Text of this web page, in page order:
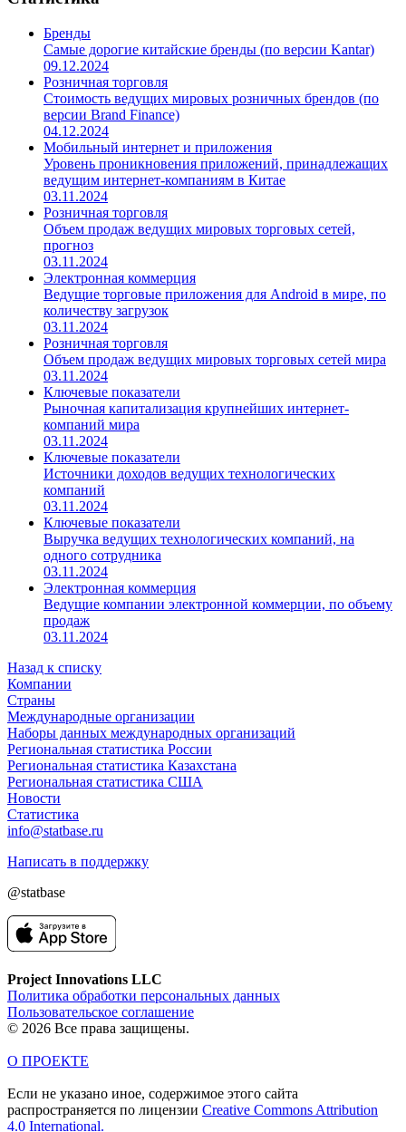
Бренды
Самые дорогие китайские бренды (по версии Kantar)
09.12.2024
Розничная торговля
Стоимость ведущих мировых розничных брендов (по
версии Brand Finance)
04.12.2024
Мобильный интернет и приложения
Уровень проникновения приложений, принадлежащих
ведущим интернет-компаниям в Китае
03.11.2024
Розничная торговля
Объем продаж ведущих мировых торговых сетей,
прогноз
03.11.2024
Электронная коммерция
Ведущие торговые приложения для Android в мире, по
количеству загрузок
03.11.2024
Розничная торговля
Объем продаж ведущих мировых торговых сетей мира
03.11.2024
Ключевые показатели
Рыночная капитализация крупнейших интернет-
компаний мира
03.11.2024
Ключевые показатели
Источники доходов ведущих технологических
компаний
03.11.2024
Ключевые показатели
Выручка ведущих технологических компаний, на
одного сотрудника
03.11.2024
Электронная коммерция
Ведущие компании электронной коммерции, по объему
продаж
03.11.2024
Назад к списку
Компании
Страны
Международные организации
Наборы данных международных организаций
Региональная статистика России
Региональная статистика Казахстана
Региональная статистика США
Новости
Статистика
info@statbase.ru
Написать в поддержку
@statbase
Project Innovations LLC
Политика обработки персональных данных
Пользовательское соглашение
© 2026 Все права защищены.
О ПРОЕКТЕ
Если не указано иное, содержимое этого сайта
распространяется по лицензии Creative Commons Attribution
4.0 International.